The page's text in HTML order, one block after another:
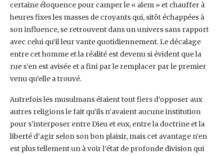
certaine éloquence pour camper le « alem » et chauffer à
heures fixes les masses de croyants qui, sitôt échappées à
son influence, se retrouvent dans un univers sans rapport
avec celui qu’il leur vante quotidiennement. Le décalage
entre cet homme et la réalité est devenu si évident que la
rue s’en est avisée et a fini par le remplacer par le premier
venu qu’elle a trouvé.
Autrefois les musulmans étaient tout fiers d’opposer aux
autres religions le fait qu’ils n’avaient aucune institution
pour s’interposer entre Dieu et eux, entre la doctrine et la
liberté d’agir selon son bon plaisir, mais cet avantage n’en
est plus tellement un à voir l’état de profonde division qui